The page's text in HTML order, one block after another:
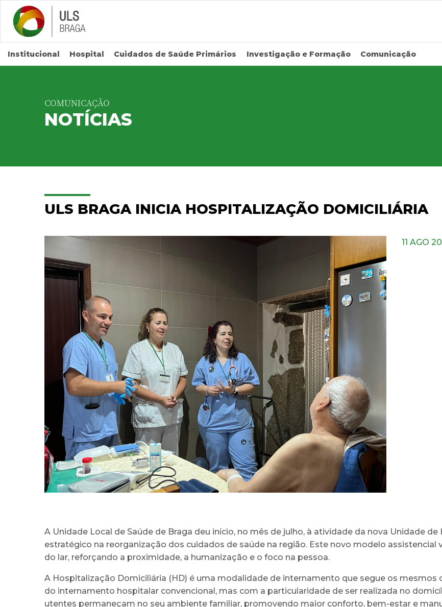
Saltar para conteúdo principal
Institucional Hospital Cuidados de Saúde Primários Investigação e Formação Comunicação
COMUNICAÇÃO
NOTÍCIAS
ULS BRAGA INICIA HOSPITALIZAÇÃO DOMICILIÁRIA
11 AGO
A Unidade Local de Saúde de Braga deu início, no mês de julho, à atividade da nova Unidade
estratégico na reorganização dos cuidados de saúde na região. Este novo modelo
do lar, reforçando a proximidade, a humanização e o foco na pessoa.
A Hospitalização Domiciliária (HD) é uma modalidade de internamento que segue os mesmos
do internamento hospitalar convencional, mas com a particularidade de ser realizada no
utentes permaneçam no seu ambiente familiar, promovendo maior conforto, bem-estar e